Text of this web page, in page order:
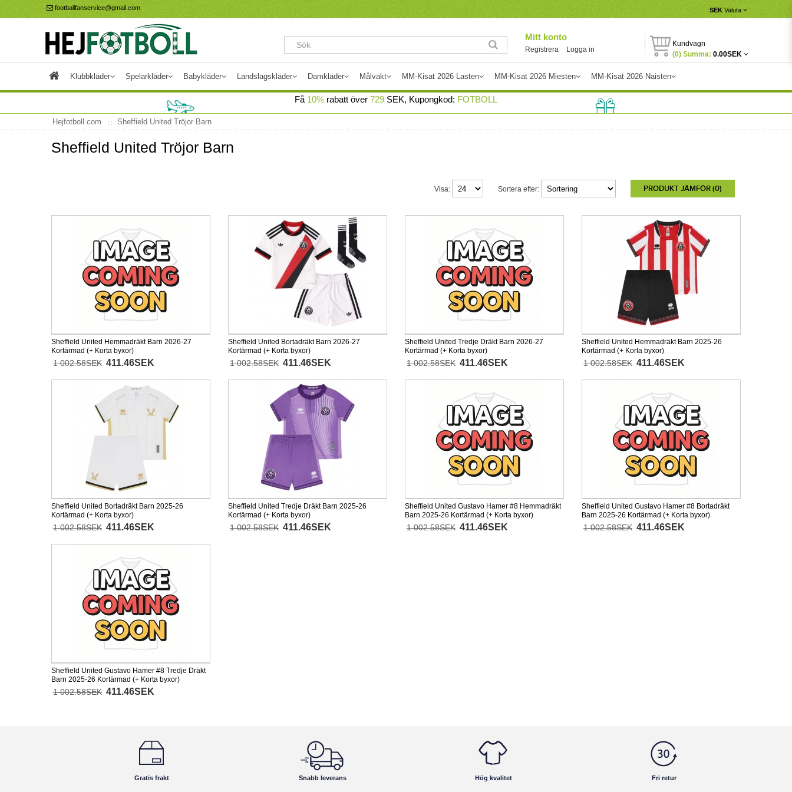
footballfanservice@gmail.com SEK Valuta
Mitt konto
Registrera Logga in
Kundvagn
(0) Summa: 0.00SEK
Klubbkläder Spelarkläder Babykläder Landslagskläder Damkläder Målvakt MM-Kisat 2026 Lasten MM-Kisat 2026 Miesten MM-Kisat 2026 Naisten
Få 10% rabatt över 729 SEK, Kupongkod: FOTBOLL
Hejfotboll.com Sheffield United Tröjor Barn
Sheffield United Tröjor Barn
PRODUKT JÄMFÖR (0)
Sortera efter:
Visa:
Sheffield United Hemmadräkt Barn 2026-27
Kortärmad (+ Korta byxor)
1 002.58SEK 411.46SEK
Sheffield United Bortadräkt Barn 2026-27
Kortärmad (+ Korta byxor)
1 002.58SEK 411.46SEK
Sheffield United Tredje Dräkt Barn 2026-27
Kortärmad (+ Korta byxor)
1 002.58SEK 411.46SEK
Sheffield United Hemmadräkt Barn 2025-26
Kortärmad (+ Korta byxor)
1 002.58SEK 411.46SEK
Sheffield United Bortadräkt Barn 2025-26
Kortärmad (+ Korta byxor)
1 002.58SEK 411.46SEK
Sheffield United Tredje Dräkt Barn 2025-26
Kortärmad (+ Korta byxor)
1 002.58SEK 411.46SEK
Sheffield United Gustavo Hamer #8 Hemmadräkt
Barn 2025-26 Kortärmad (+ Korta byxor)
1 002.58SEK 411.46SEK
Sheffield United Gustavo Hamer #8 Bortadräkt
Barn 2025-26 Kortärmad (+ Korta byxor)
1 002.58SEK 411.46SEK
Sheffield United Gustavo Hamer #8 Tredje Dräkt
Barn 2025-26 Kortärmad (+ Korta byxor)
1 002.58SEK 411.46SEK
Gratis frakt Snabb leverans Hög kvalitet Fri retur